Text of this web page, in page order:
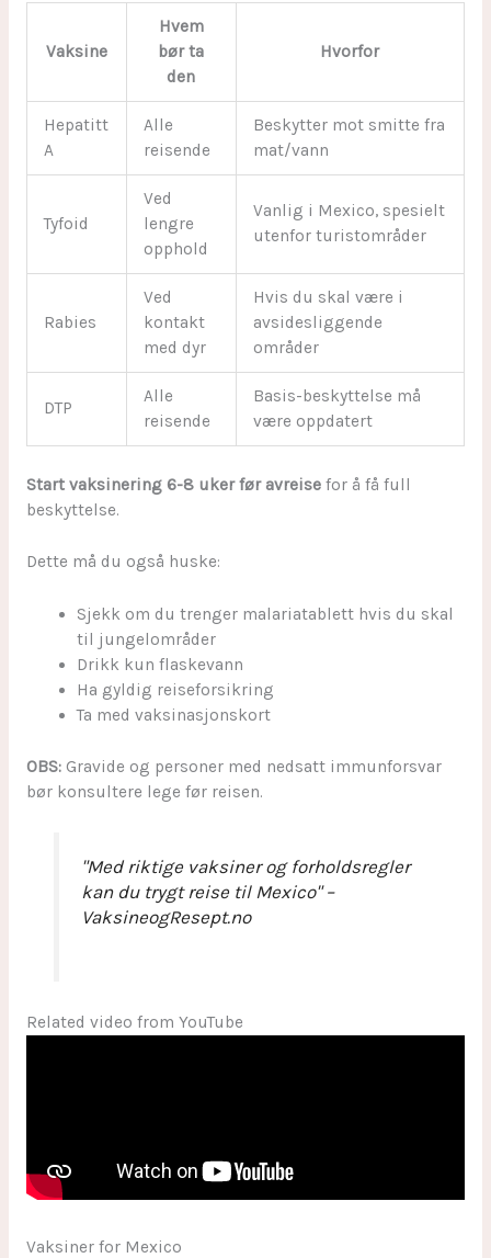
Vaksine
Hvem
bør ta
den
Hvorfor
Hepatitt
A
Alle
reisende
Beskytter mot smitte fra
mat/vann
Tyfoid
Ved
lengre
opphold
Vanlig i Mexico, spesielt
utenfor turistområder
Rabies
Ved
kontakt
med dyr
Hvis du skal være i
avsidesliggende
områder
DTP
Alle
reisende
Basis-beskyttelse må
være oppdatert
Start vaksinering 6-8 uker før avreisefor å få full
beskyttelse.
Dette må du også huske:
Sjekk om du trenger malariatablett hvis du skal
til jungelområder
Drikk kun flaskevann
Ha gyldig reiseforsikring
Ta med vaksinasjonskort
OBS:Gravide og personer med nedsatt immunforsvar
bør konsultere lege før reisen.
"Med riktige vaksiner og forholdsregler
kan du trygt reise til Mexico" –
VaksineogResept.no
Related video from YouTube
Vaksiner for Mexico